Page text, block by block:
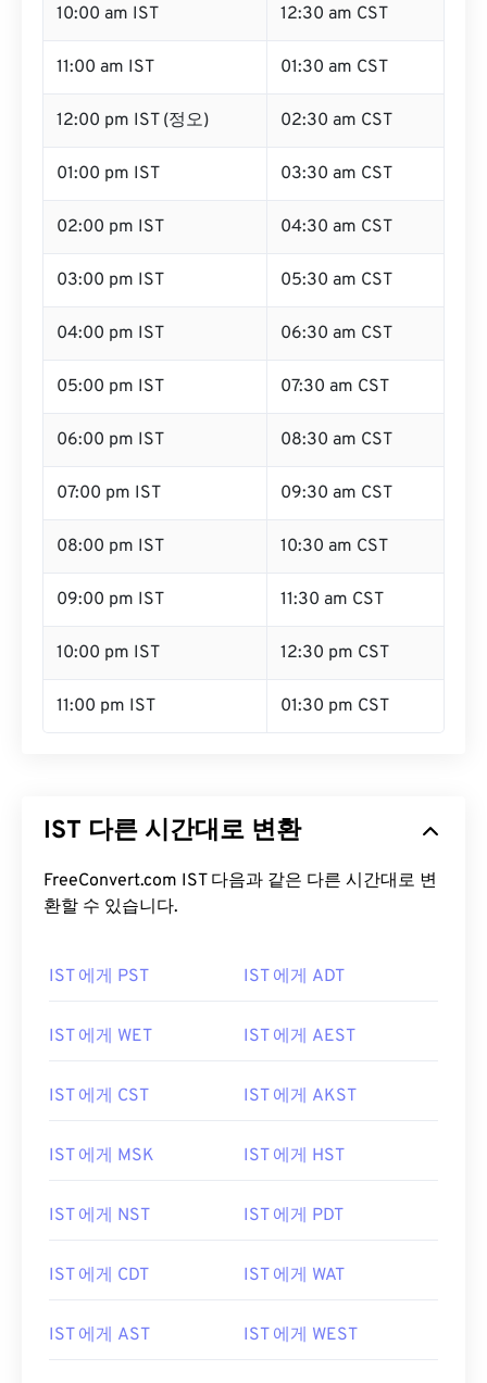
10:00 am IST 12:30 am CST
11:00 am IST 01:30 am CST
12:00 pm IST (정오) 02:30 am CST
01:00 pm IST 03:30 am CST
02:00 pm IST 04:30 am CST
03:00 pm IST 05:30 am CST
04:00 pm IST 06:30 am CST
05:00 pm IST 07:30 am CST
06:00 pm IST 08:30 am CST
07:00 pm IST 09:30 am CST
08:00 pm IST 10:30 am CST
09:00 pm IST 11:30 am CST
10:00 pm IST 12:30 pm CST
11:00 pm IST 01:30 pm CST
IST 다른 시간대로 변환
FreeConvert.com IST 다음과 같은 다른 시간대로 변
환할 수 있습니다.
IST 에게 PST IST 에게 ADT
IST 에게 WET IST 에게 AEST
IST 에게 CST IST 에게 AKST
IST 에게 MSK IST 에게 HST
IST 에게 NST IST 에게 PDT
IST 에게 CDT IST 에게 WAT
IST 에게 AST IST 에게 WEST